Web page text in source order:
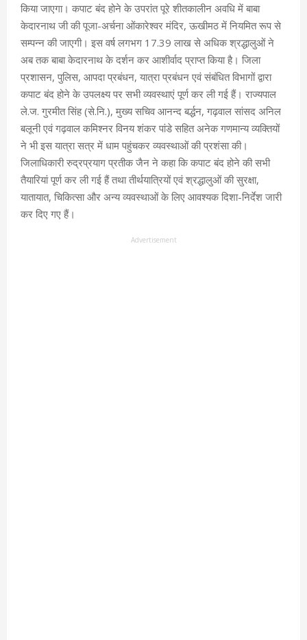
किया जाएगा। कपाट बंद होने के उपरांत पूरे शीतकालीन अवधि में बाबा
केदारनाथ जी की पूजा-अर्चना ओंकारेश्वर मंदिर, ऊखीमठ में नियमित रूप से
सम्पन्न की जाएगी। इस वर्ष लगभग 17.39 लाख से अधिक श्रद्धालुओं ने
अब तक बाबा केदारनाथ के दर्शन कर आशीर्वाद प्राप्त किया है। जिला
प्रशासन, पुलिस, आपदा प्रबंधन, यात्रा प्रबंधन एवं संबंधित विभागों द्वारा
कपाट बंद होने के उपलक्ष्य पर सभी व्यवस्थाएं पूर्ण कर ली गई हैं। राज्यपाल
ले.ज. गुरमीत सिंह (से.नि.), मुख्य सचिव आनन्द बर्द्धन, गढ़वाल सांसद अनिल
बलूनी एवं गढ़वाल कमिश्नर विनय शंकर पांडे सहित अनेक गणमान्य व्यक्तियों
ने भी इस यात्रा सत्र में धाम पहुंचकर व्यवस्थाओं की प्रशंसा की।
जिलाधिकारी रुद्रप्रयाग प्रतीक जैन ने कहा कि कपाट बंद होने की सभी
तैयारियां पूर्ण कर ली गई हैं तथा तीर्थयात्रियों एवं श्रद्धालुओं की सुरक्षा,
यातायात, चिकित्सा और अन्य व्यवस्थाओं के लिए आवश्यक दिशा-निर्देश जारी
कर दिए गए हैं।
Advertisement